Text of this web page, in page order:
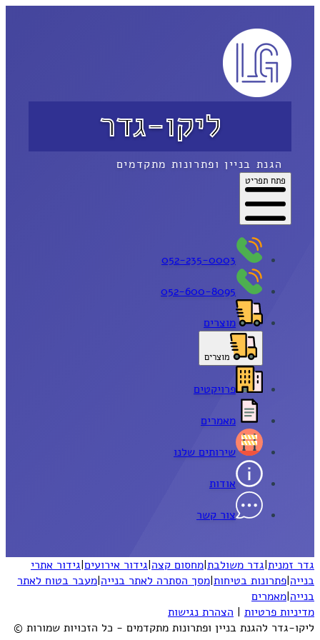
ליקו-גדר
הגנת בניין ופתרונות מתקדמים
פתח תפריט
052-235-0003
052-600-8095
מוצרים
מוצרים
פרויקטים
מאמרים
שירותים שלנו
אודות
צור קשר
גדר זמנית|גדר משולבת|מחסום קצה|גידור אירועים|גידור אתרי
בנייה|פתרונות בטיחות|מסך הסתרה לאתר בנייה|מעבר בטוח לאתר
בנייה|מאמרים
מדיניות פרטיות | הצהרת נגישות
ליקו-גדר להגנת בניין ופתרונות מתקדמים - כל הזכויות שמורות ©